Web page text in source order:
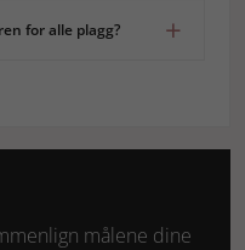
for alle plagg?
målene dine